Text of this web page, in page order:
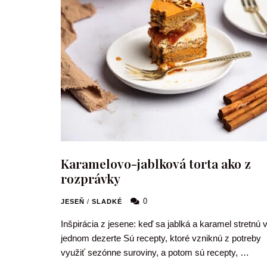
Karamelovo-jablková torta ako z
rozprávky
JESEŇ / SLADKÉ 0
Inšpirácia z jesene: keď sa jablká a karamel stretnú v
jednom dezerte Sú recepty, ktoré vzniknú z potreby
využiť sezónne suroviny, a potom sú recepty, …